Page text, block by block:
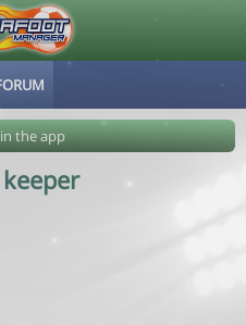
the app
202608071038